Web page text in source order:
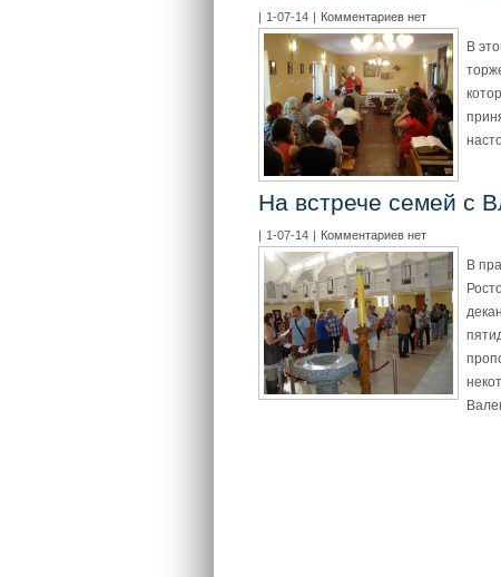
| 1-07-14 | Комментариев нет
В
На встрече семей с
| 1-07-14 | Комментариев нет
В